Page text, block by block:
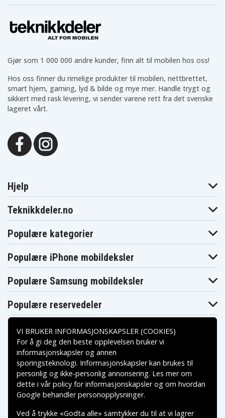
Gjør som 1 000 000 andre kunder, finn alt til mobilen hos oss!
Hos oss finner du rimelige produkter til mobilen, nettbrettet,
smart hjem, gaming, lyd & bilde og mye mer. Handle trygt og
sikkert med rask levering, vi sender varene rett fra det svenske
lageret vårt.
Hjelp
Teknikkdeler.no
Populære kategorier
Populære iPhone mobildeksler
Populære Samsung mobildeksler
Populære reservedeler
Betalingsalternativer
Leveringsalternativer
VI BRUKER INFORMASJONSKAPSLER (COOKIES)
For å gi deg den beste opplevelsen bruker vi
informasjonskapsler og annen
sporingsteknologi. Informasjonskapsler kan brukes til
personlig og ikke-personlig annonsering. Les mer om
dette i vårpolicy for informasjonskapslerog om hvordan
Google behandler personopplysninger.
Ved å trykke «Godta alle» samtykker du til at vi lagrer